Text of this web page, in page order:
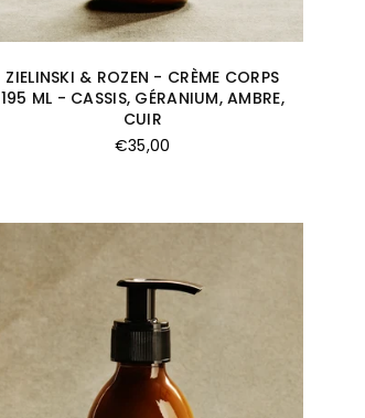
ZIELINSKI & ROZEN - CRÈME CORPS
195 ML - CASSIS, GÉRANIUM, AMBRE,
CUIR
Prix
€35,00